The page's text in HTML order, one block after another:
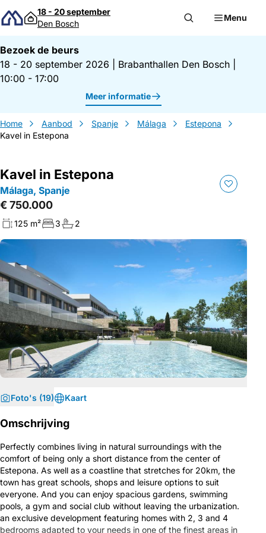
Direct naar inhoud
18 - 20 september
Den Bosch
Menu
Bezoek de beurs
18 - 20 september 2026
Brabanthallen Den Bosch
10:00 - 17:00
Meer informatie
Home Aanbod Spanje Málaga
Estepona
Kavel in Estepona
Kavel in Estepona
Málaga, Spanje
€ 750.000
125 m² 3 2
Foto's (19) Kaart
Omschrijving
Perfectly combines living in natural surroundings with the
comfort of being only a short distance from the center of
Estepona. As well as a coastline that stretches for 20km, the
town has great schools, shops and leisure options to suit
everyone. And you can enjoy spacious gardens, swimming
pools, a gym and social club without leaving the urbanization.
an exclusive development featuring homes with 2, 3 and 4
bedrooms adapted to your needs in one of the finest areas in